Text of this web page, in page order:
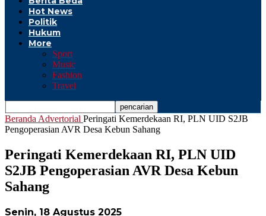
Hot News
Politik
Hukum
More
Sport
Music
Fashion
Travel
Beranda Advertorial Peringati Kemerdekaan RI, PLN UID S2JB
Pengoperasian AVR Desa Kebun Sahang
Peringati Kemerdekaan RI, PLN UID
S2JB Pengoperasian AVR Desa Kebun
Sahang
Senin, 18 Agustus 2025